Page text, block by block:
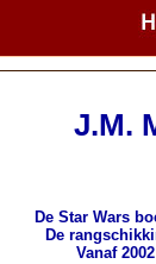
J.M.
De Star Wars
De
Vanaf